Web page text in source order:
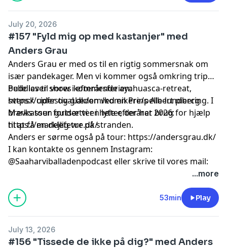
and use of personal data for advertising.
July 20, 2026
#157 "Fyld mig op med kastanjer" med
Anders Grau
Anders Grau er med os til en rigtig sommersnak om
især pandekager. Men vi kommer også omkring trip
buddies til vores kommende ayahuasca-retreat,
svensk cider og glæden ved en Prins Albert piercing. I
brevkassen guider vi en lytter, der har brug for hjælp
til at få en dejlig tur på stranden.
Pelle laver show i efterårsferien:
https://upfestival.dk/om/komikere/pelle-lundberg
Marks tour fortsætter i hele efteråret 2026:
https://marklefevre.dk/
Anders er sørme også på tour: https://andersgrau.dk/
I kan kontakte os gennem Instagram:
@Saaharviballadenpodcasteller skrive til vores mail:
Hosted by Simplecast, an AdsWizz company. See
pcm.adswizz.com
for information about our collection
...more
53min Play
July 13, 2026
#156 "Tissede de ikke på dig?" med Anders